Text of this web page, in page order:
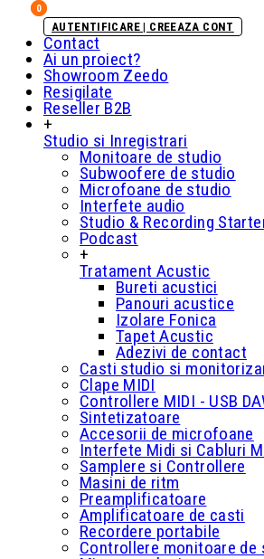
AUTENTIFICARE | CREEAZA CONT
Contact
Ai un proiect?
Showroom Zeedo
Resigilate
Reseller B2B
+
Studio si Inregistrari
Monitoare de studio
Subwoofere de studio
Microfoane de studio
Interfete audio
Studio & Recording
Podcast
+
Tratament Acustic
Bureti acustici
Panouri acustice
Izolare Fonica
Tapet Acustic
Adezivi de contact
Casti studio si
Clape MIDI
Controllere MIDI - USB
Sintetizatoare
Accesorii de microfoane
Interfete Midi si Cabluri
Samplere si Controllere
Masini de ritm
Preamplificatoare
Amplificatoare de casti
Recordere portabile
Controllere monitoare de
0
0